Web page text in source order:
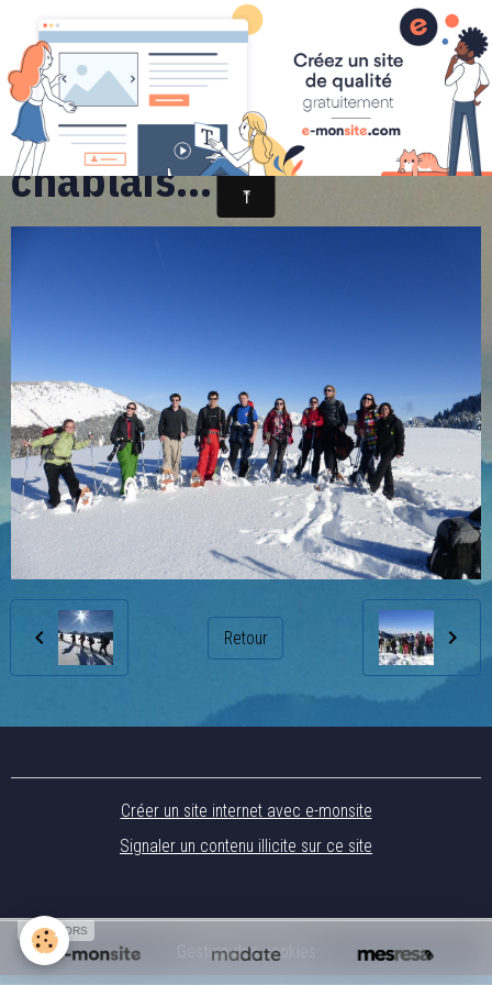
randonnée et découverte nature
une foto devant le
chablais...
Retour
Créer un site internet avec e-monsite
Signaler un contenu illicite sur ce site
Gestion des cookies
SPONSORS